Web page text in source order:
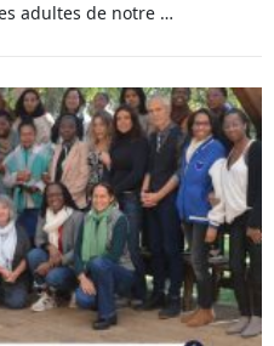
adultes de notre …